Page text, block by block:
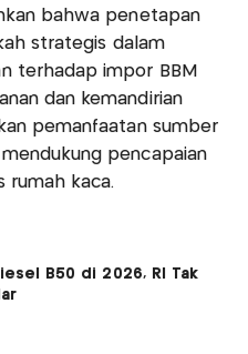
bahwa penetapan
strategis dalam
terhadap impor BBM
dan kemandirian
pemanfaatan sumber
pencapaian
rumah kaca.
B50 di 2026, RI Tak